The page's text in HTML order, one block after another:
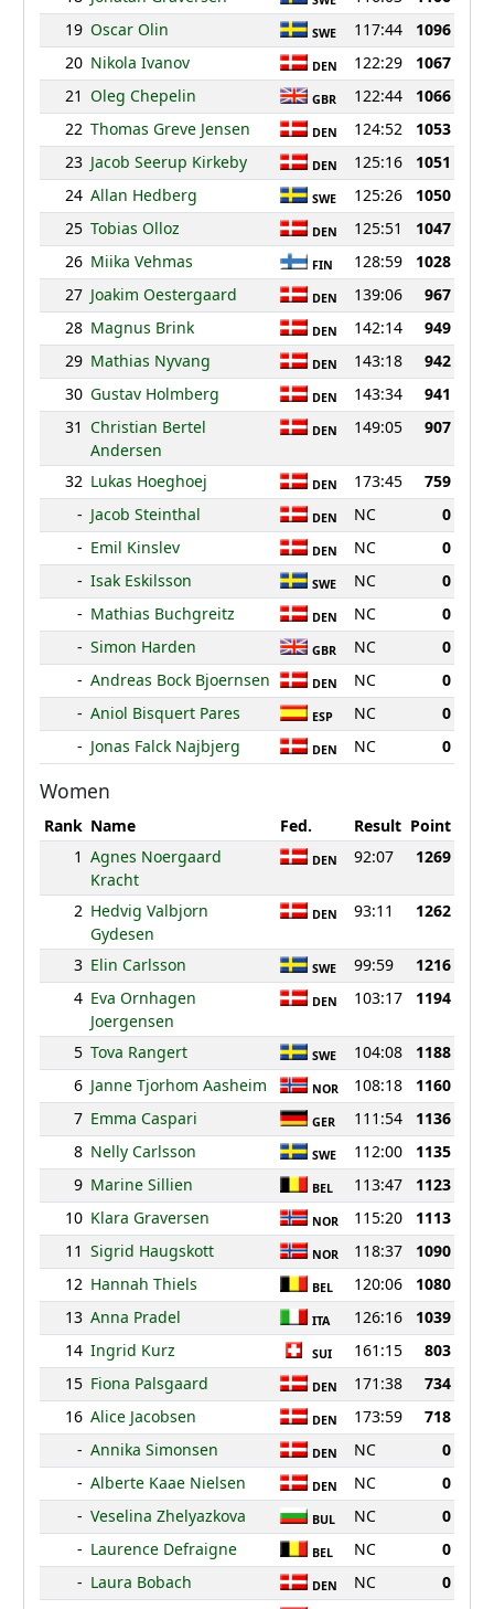
19 Oscar Olin SWE 117:44
1096
20 Nikola Ivanov DEN 122:29
1067
21 Oleg Chepelin GBR 122:44
1066
22 Thomas Greve Jensen DEN 124:52
1053
23 Jacob Seerup Kirkeby DEN 125:16
1051
24 Allan Hedberg SWE 125:26
1050
25 Tobias Olloz DEN 125:51
1047
26 Miika Vehmas FIN 128:59
1028
27 Joakim Oestergaard DEN 139:06
967
28 Magnus Brink DEN 142:14
949
29 Mathias Nyvang DEN 143:18
942
30 Gustav Holmberg DEN 143:34
941
31 Christian Bertel
Andersen
DEN 149:05 907
32 Lukas Hoeghoej DEN 173:45
759
- Jacob Steinthal DEN NC
0
- Emil Kinslev DEN NC
0
- Isak Eskilsson SWE NC
0
- Mathias Buchgreitz DEN NC
0
- Simon Harden GBR NC
0
- Andreas Bock Bjoernsen DEN NC
0
- Aniol Bisquert Pares ESP NC
0
- Jonas Falck Najbjerg DEN NC 0
Women
Rank Name Fed. Result Point
1 Agnes Noergaard
Kracht
DEN 92:07 1269
2 Hedvig Valbjorn
Gydesen
DEN 93:11 1262
3 Elin Carlsson SWE 99:59
1216
4 Eva Ornhagen
Joergensen
DEN 103:17 1194
5 Tova Rangert SWE 104:08
1188
6 Janne Tjorhom Aasheim NOR 108:18
1160
7 Emma Caspari GER 111:54
1136
8 Nelly Carlsson SWE 112:00
1135
9 Marine Sillien BEL 113:47
1123
10 Klara Graversen NOR 115:20
1113
11 Sigrid Haugskott NOR 118:37
1090
12 Hannah Thiels BEL 120:06
1080
13 Anna Pradel ITA 126:16
1039
14 Ingrid Kurz SUI 161:15
803
15 Fiona Palsgaard DEN 171:38
734
16 Alice Jacobsen DEN 173:59
718
- Annika Simonsen DEN NC
0
- Alberte Kaae Nielsen DEN NC
0
- Veselina Zhelyazkova BUL NC
0
- Laurence Defraigne BEL NC
0
- Laura Bobach DEN NC
0